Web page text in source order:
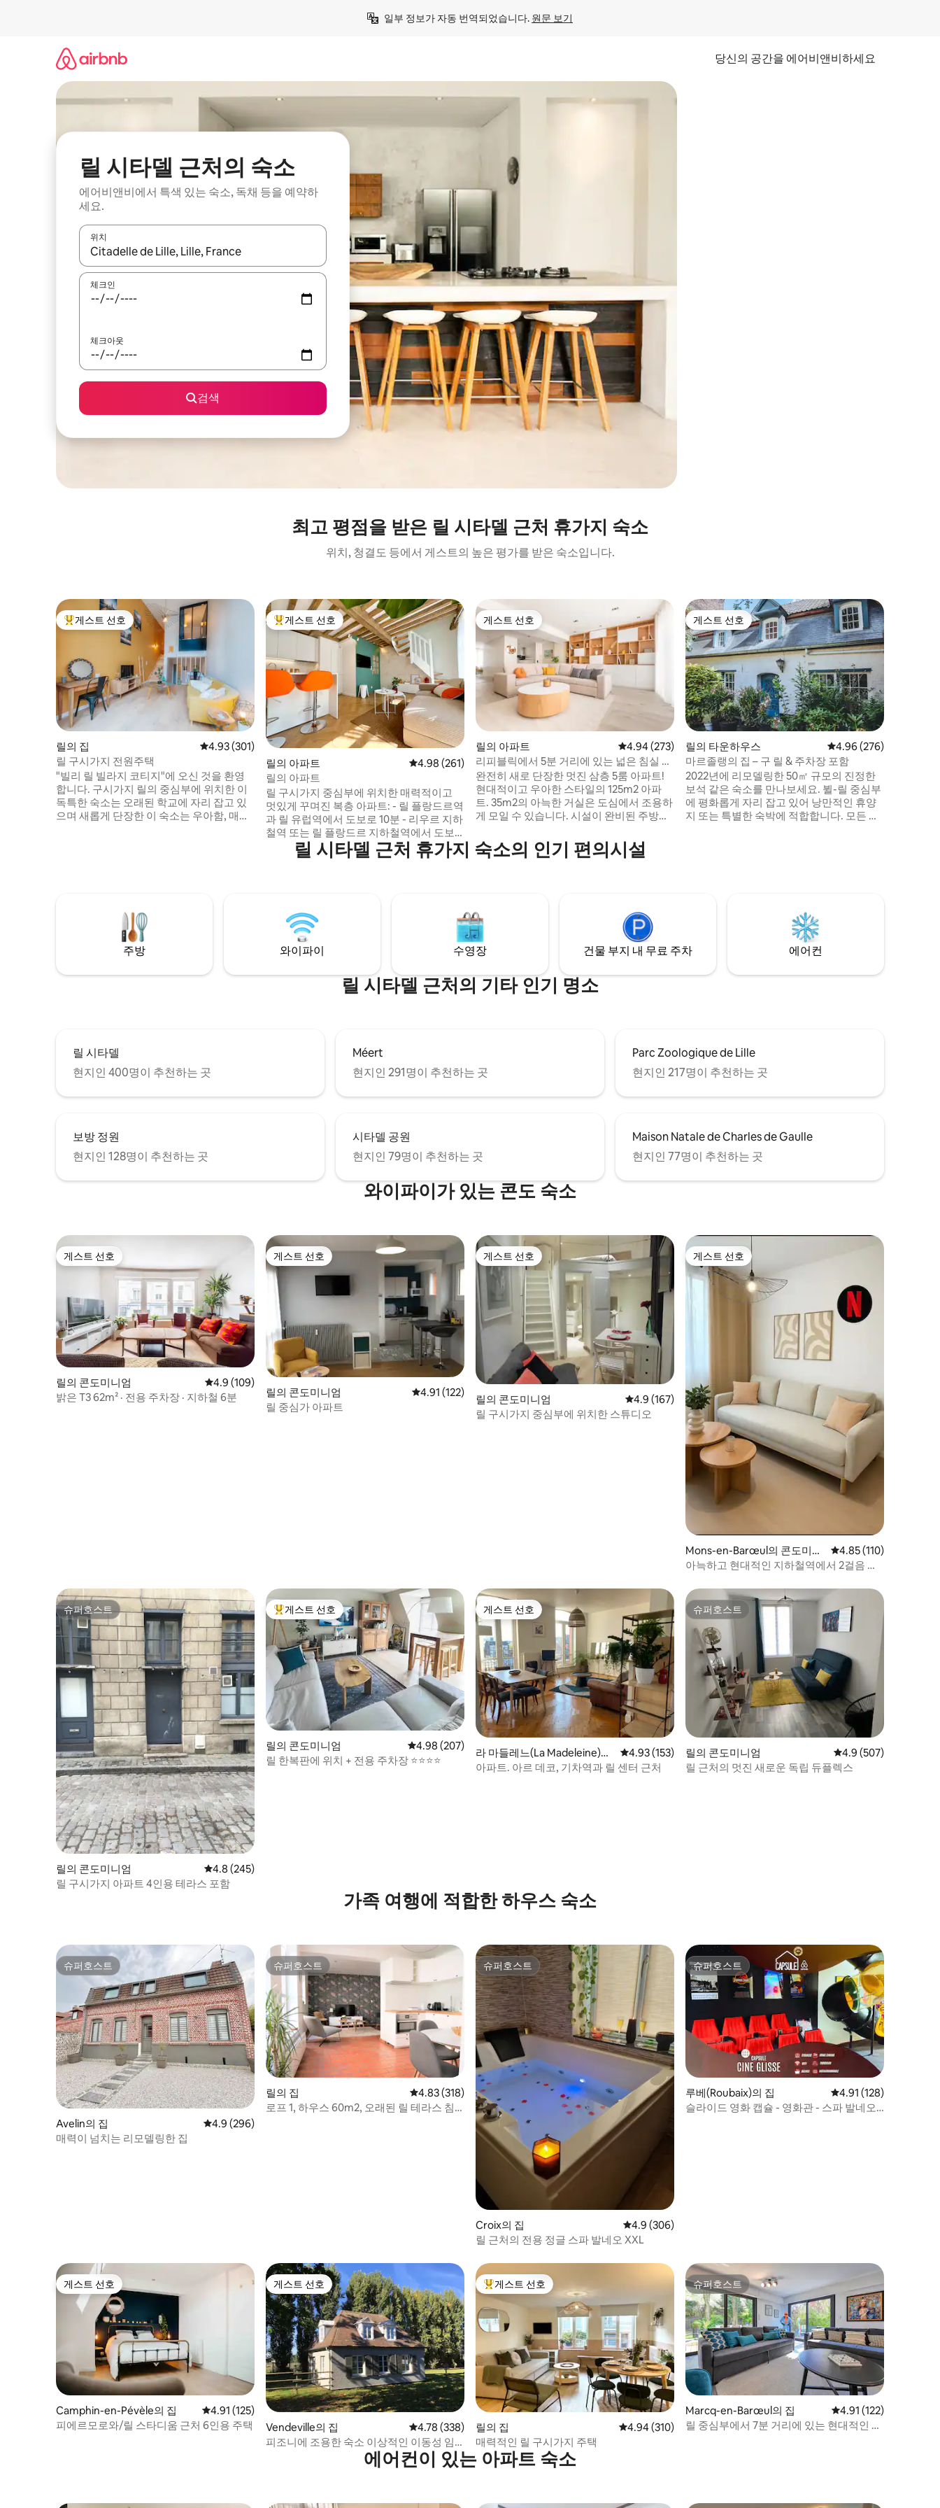
일부 정보가 자동 번역되었습니다. 원문 보기
당신의 공간을 에어비앤비하세요
릴 시타델 근처의 숙소
에어비앤비에서 특색 있는 숙소, 독채 등을 예약하
세요.
위치
결과가 나오면 위·아래 화살표 키를 사용하거나 터치 또는 스와이프 동작으로 탐색하세요.
체크인
체크아웃
검색
최고 평점을 받은 릴 시타델 근처 휴가지 숙소
위치, 청결도 등에서 게스트의 높은 평가를 받은 숙소입니다.
상위 게스트 선호
게스트 선호
릴의 집 평점 4.93점(5점 만점), 후기 301개
4.93 (301)
릴 구시가지 전원주택
"빌리 릴 빌라지 코티지"에 오신 것을 환영
합니다. 구시가지 릴의 중심부에 위치한 이
독특한 숙소는 오래된 학교에 자리 잡고 있
으며 새롭게 단장한 이 숙소는 우아함, 매력,
있는 가능성이 있습니다(개인적으로 문의)
상위 게스트 선호
게스트 선호
릴의 아파트 평점 4.98점(5점 만점), 후기 261개
4.98 (261)
릴의 아파트
릴 구시가지 중심부에 위치한 매력적이고
멋있게 꾸며진 복층 아파트: - 릴 플랑드르역
과 릴 유럽역에서 도보로 10분 - 리우르 지하
철역 또는 릴 플랑드르 지하철역에서 도보
로 10분 - 그랑 플라스에서 도보 5분 - 르릴
제니스에서 1.5km(도보 20분) - 빌뇌브다스
버스 등 모든 것이 가까이에 있습니다.
게스트 선호
게스트 선호
릴의 아파트 평점 4.94점(5점 만점), 후기 273개
4.94 (273)
리피블릭에서 5분 거리에 있는 넓은 침실 4
개 by 리티
완전히 새로 단장한 멋진 삼층 5룸 아파트!
현대적이고 우아한 스타일의 125m2 아파
트. 35m2의 아늑한 거실은 도심에서 조용하
게 모일 수 있습니다. 시설이 완비된 주방에
니다! 그리고 모든 침실에는 TV와 옷장이 갖
춰져 있어 누구나 편안하게 휴식을 취할 수
게스트 선호
게스트 선호
릴의 타운하우스 평점 4.96점(5점 만점),
4.96 (276)
마르졸랭의 집 – 구 릴 & 주차장 포함
2022년에 리모델링한 50㎡ 규모의 진정한
보석 같은 숙소를 만나보세요. 뷜-릴 중심부
에 평화롭게 자리 잡고 있어 낭만적인 휴양
지 또는 특별한 숙박에 적합합니다. 모든 현
릴 시타델 근처 휴가지 숙소의 인기 편의시설
주방 와이파이 수영장 건물 부지 내 무료 주차 에어컨
릴 시타델 근처의 기타 인기 명소
릴 시타델
현지인 400명이 추천하는 곳
Méert
현지인 291명이 추천하는 곳
Parc Zoologique de Lille
현지인 217명이 추천하는 곳
보방 정원
현지인 128명이 추천하는 곳
시타델 공원
현지인 79명이 추천하는 곳
Maison Natale de Charles de Gaulle
현지인 77명이 추천하는 곳
와이파이가 있는 콘도 숙소
게스트 선호
게스트 선호
릴의 콘도미니엄 평점 4.9점(5점 만점), 후기 109개
4.9 (109)
밝은 T3 62m² · 전용 주차장 · 지하철 6분
게스트 선호
게스트 선호
릴의 콘도미니엄 평점 4.91점(5점 만점), 후기 122개
4.91 (122)
릴 중심가 아파트
게스트 선호
게스트 선호
릴의 콘도미니엄 평점 4.9점(5점 만점), 후기 167개
4.9 (167)
릴 구시가지 중심부에 위치한 스튜디오
게스트 선호
게스트 선호
Mons-en-Barœul의 콘도미니
엄
평점 4.85점(5점 만점),
4.85 (110)
아늑하고 현대적인 지하철역에서 2걸음 거
슈퍼호스트
슈퍼호스트
릴의 콘도미니엄 평점 4.8점(5점 만점), 후기 245개
4.8 (245)
릴 구시가지 아파트 4인용 테라스 포함
상위 게스트 선호
게스트 선호
릴의 콘도미니엄 평점 4.98점(5점 만점), 후기 207개
4.98 (207)
릴 한복판에 위치 + 전용 주차장 ⭐️⭐️⭐️⭐️
게스트 선호
게스트 선호
라 마들레느(La Madeleine)의
콘도미니엄
평점 4.93점(5점 만점), 후기 153개
4.93 (153)
아파트. 아르 데코, 기차역과 릴 센터 근처
슈퍼호스트
슈퍼호스트
릴의 콘도미니엄 평점 4.9점(5점 만점),
4.9 (507)
릴 근처의 멋진 새로운 독립 듀플렉스
가족 여행에 적합한 하우스 숙소
슈퍼호스트
슈퍼호스트
Avelin의 집 평점 4.9점(5점 만점), 후기 296개
4.9 (296)
매력이 넘치는 리모델링한 집
슈퍼호스트
슈퍼호스트
릴의 집 평점 4.83점(5점 만점), 후기 318개
4.83 (318)
로프 1, 하우스 60m2, 오래된 릴 테라스 침
슈퍼호스트
슈퍼호스트
Croix의 집 평점 4.9점(5점 만점), 후기 306개
4.9 (306)
릴 근처의 전용 정글 스파 발네오 XXL
슈퍼호스트
슈퍼호스트
루베(Roubaix)의 집 평점 4.91점(5점 만점),
4.91 (128)
슬라이드 영화 캡슐 - 영화관 - 스파 발네오 -
게스트 선호
게스트 선호
Camphin-en-Pévèle의 집 평점 4.91점(5점 만점), 후기 125개
4.91 (125)
피에르모로와/릴 스타디움 근처 6인용 주택
게스트 선호
게스트 선호
Vendeville의 집 평점 4.78점(5점 만점), 후기 338개
4.78 (338)
피조니에 조용한 숙소 이상적인 이동성 임
상위 게스트 선호
게스트 선호
릴의 집 평점 4.94점(5점 만점), 후기 310개
4.94 (310)
매력적인 릴 구시가지 주택
슈퍼호스트
슈퍼호스트
Marcq-en-Barœul의 집 평점 4.91점(5점 만점),
4.91 (122)
릴 중심부에서 7분 거리에 있는 현대적인 저
에어컨이 있는 아파트 숙소